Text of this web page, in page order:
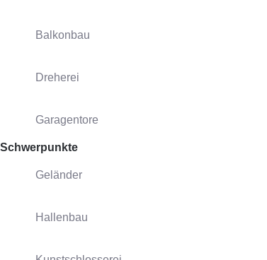
Balkonbau
Dreherei
Garagentore
Schwerpunkte
Geländer
Hallenbau